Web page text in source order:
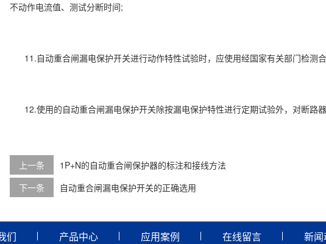
不动作电流值、测试分断时间;
11.自动重合闸漏电保护开关进行动作特性试验时，应使用经国家有关部门检测
12.使用的自动重合闸漏电保护开关除按漏电保护特性进行定期试验外，对断路器
上一条
1P+N的自动重合闸保护器的标注和接线方法
下一条
自动重合闸漏电保护开关的正确选用
们 产品中心 应用案例 在线留言 新